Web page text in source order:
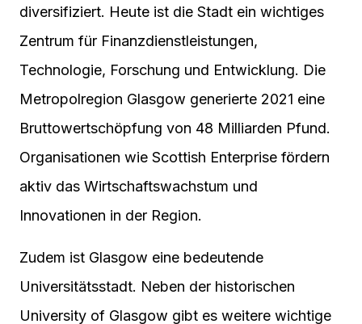
diversifiziert. Heute ist die Stadt ein wichtiges
Zentrum für Finanzdienstleistungen,
Technologie, Forschung und Entwicklung. Die
Metropolregion Glasgow generierte 2021 eine
Bruttowertschöpfung von 48 Milliarden Pfund.
Organisationen wie Scottish Enterprise fördern
aktiv das Wirtschaftswachstum und
Innovationen in der Region.
Zudem ist Glasgow eine bedeutende
Universitätsstadt. Neben der historischen
University of Glasgow gibt es weitere wichtige